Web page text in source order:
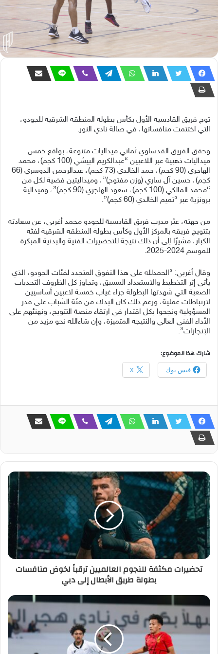
توج فريق القادسية الأول بكأس بطولة المنطقة الشرقية للجودو،
التي اختتمت منافساتها، في صالة نادي النور.
وحقق الفريق القدساوي ثماني ميداليات متنوعة، بواقع خمس
ميداليات ذهبية عبر اللاعبين “عبدالكريم البيشي (100 كجم)، محمد
الهاجري (90 كجم)، حمد الخالدي (73 كجم)، عبدالرحمن الدوسري (66
كجم)، حسين آل ساري (وزن مفتوح)”، وميداليتين فضية لكل من
“محمد المالكي (100 كجم)، سعود الهاجري (90 كجم)”، وميدالية
برونزية عبر “تميم الخالدي (60 كجم)”.
من جهته، عبّر مدرب فريق القادسية للجودو محمد أغربي، عن سعادته
بتتويج فريقه بالمركز الأول وكأس بطولة المنطقة الشرقية لفئة
الكبار، مشيرًا إلى أن ذلك نتيجة للتحضيرات الفنية والبدنية المبكرة
للموسم 2024-2025.
وقال أغربي: “الحمدلله على هذا التفوق المتجدد لفئات الجودو، الذي
يأتي إثر التخطيط والاستعداد المسبق، وتجاوز كل الظروف التحديات
الصعبة التي شهدتها البطولة جراء غياب خمسة لاعبين أساسيين
لارتباطات عملية، ورغم ذلك كان البدلاء من فئة الشباب على قدر
المسؤولية ونجحوا بكل اقتدار في ارتقاء منصة التتويج، ونهنئهم على
الأداء الفني العالي والنتيجة المتميزة، وإن شاءالله نحو مزيد من
الإنجازات”.
شارك هذا الموضوع:
فيس بوك X
تحضيرات مكثفة للنجوم العالميين ترقباً لخوض منافسات
بطولة طريق الأبطال إلى دبي